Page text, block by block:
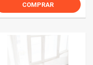
COMPRAR